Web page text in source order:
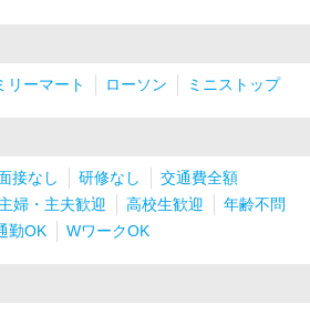
リーマート ローソン ミニストップ
接なし 研修なし
交通費全額
主婦・主夫歓迎 高校生歓迎
年齢不問
勤OK WワークOK